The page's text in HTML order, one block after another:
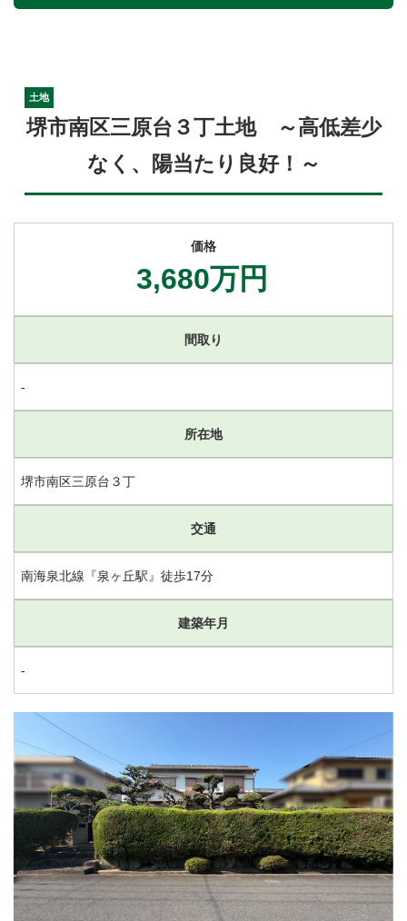
土地
堺市南区三原台３丁土地 ～高低差少
なく、陽当たり良好！～
価格
3,680万円
間取り
-
所在地
堺市南区三原台３丁
交通
南海泉北線『泉ヶ丘駅』徒歩17分
建築年月
-